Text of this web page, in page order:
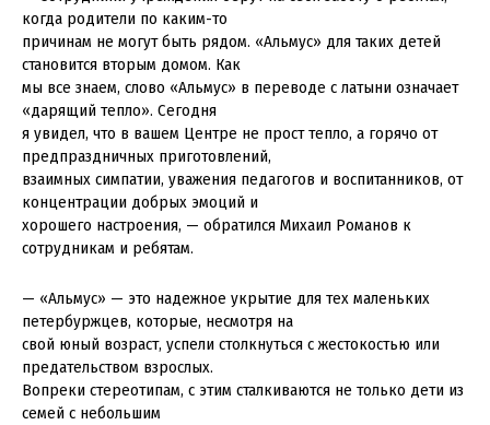
когда родители по каким-то
причинам не могут быть рядом. «Альмус» для таких детей
становится вторым домом. Как
мы все знаем, слово «Альмус» в переводе с латыни означает
«дарящий тепло». Сегодня
я увидел, что в вашем Центре не прост тепло, а горячо от
предпраздничных приготовлений,
взаимных симпатии, уважения педагогов и воспитанников, от
концентрации добрых эмоций и
хорошего настроения, — обратился Михаил Романов к
сотрудникам и ребятам.
— «Альмус» — это надежное укрытие для тех маленьких
петербуржцев, которые, несмотря на
свой юный возраст, успели столкнуться с жестокостью или
предательством взрослых.
Вопреки стереотипам, с этим сталкиваются не только дети из
семей с небольшим